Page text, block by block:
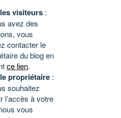
visiteurs :
avez des
vous
contacter le
du blog en
ce lien.
propriétaire :
souhaitez
l’accès à votre
vous